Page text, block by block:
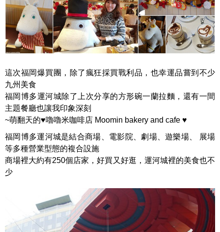
這次福岡爆買團，除了瘋狂採買戰利品，也幸運品嘗到不少
九州美食
福岡博多運河城除了上次分享的方形碗一蘭拉麵，還有一間
主題餐廳也讓我印象深刻
~萌翻天的♥嚕嚕米咖啡店 Moomin bakery and cafe ♥
福岡博多運河城是結合商場、電影院、劇場、遊樂場、 展場
等多種營業型態的複合設施
商場裡大約有250個店家，好買又好逛，運河城裡的美食也不
少